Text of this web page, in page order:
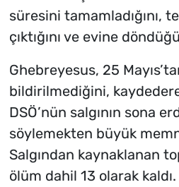
süresini tamamladığını,
çıktığını ve evine
Ghebreyesus, 25
bildirilmediğini,
DSÖ’nün salgının sona
söylemekten büyük
Salgından kaynaklanan
ölüm dahil 13 olarak